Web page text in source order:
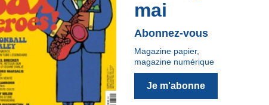
mai
Abonnez-vous
Magazine papier,
magazine numérique
Je m'abonne